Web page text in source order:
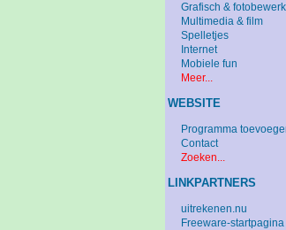
Grafisch &
Multimedia & film
Spelletjes
Internet
Mobiele fun
Meer...
WEBSITE
Programma
Contact
Zoeken...
LINKPARTNERS
uitrekenen.nu
Freeware-startpagina